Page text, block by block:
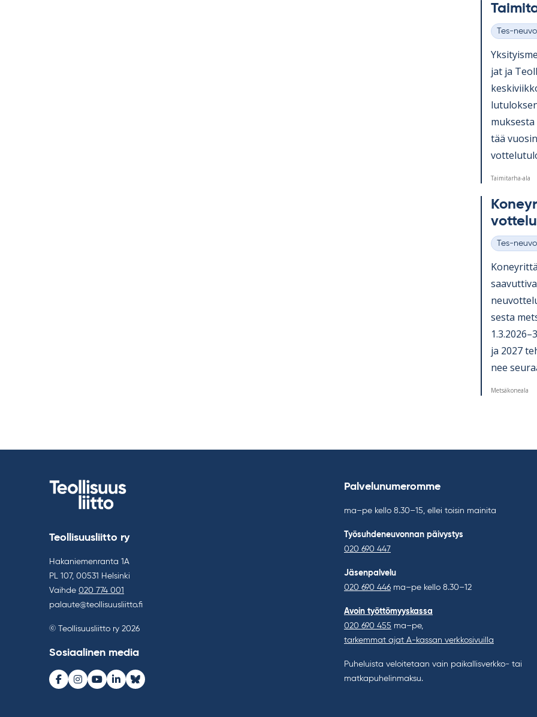
Kategoriat
Tes-
jat ja
tää
Taimitarha-ala
Kategoriat
Tes-
sesta
ja 2027
nee
Metsäkoneala
Teollisuusliitto ry
Hakaniemenranta 1A
PL 107, 00531 Helsinki
Vaihde 020 774 001
palaute@teollisuusliitto.fi
© Teollisuusliitto ry 2026
Sosiaalinen media
Facebook
Instagram
Youtube
LinkedInBluesky
Palvelunumeromme
ma–pe kello 8.30–15, ellei toisin mainita
Työsuhdeneuvonnan päivystys
020 690 447
Jäsenpalvelu
020 690 446 ma–pe kello 8.30–12
Avoin työttömyyskassa
020 690 455 ma–pe,
tarkemmat ajat A-kassan verkkosivuilla
Puheluista veloitetaan vain paikallisverkko- tai
matkapuhelinmaksu.